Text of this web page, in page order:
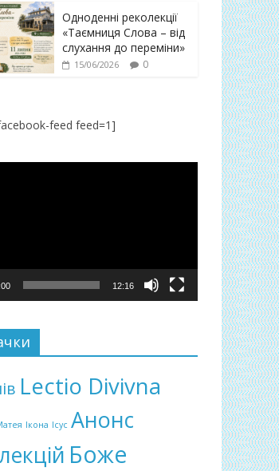
Одноденні реколекції
«Таємниця Слова – від
слухання до переміни»
15/06/2026 0
feed feed=1]
12:16
Lectio Divivna
Ікона Ісус Анонс
Боже